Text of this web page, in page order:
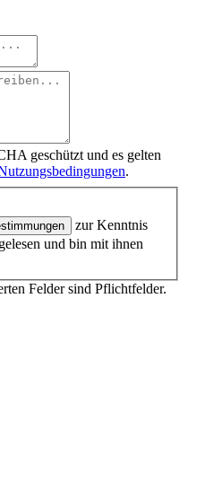
geschützt und es gelten
.
zur Kenntnis
gelesen und bin mit ihnen
Felder sind Pflichtfelder.